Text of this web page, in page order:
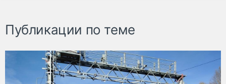
Публикации по теме